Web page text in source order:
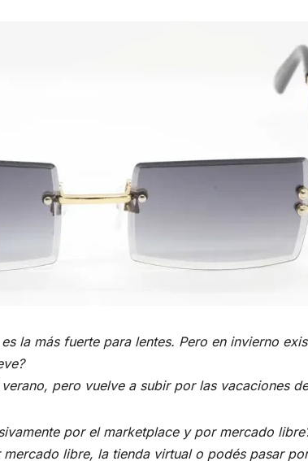
la más fuerte para lentes. Pero en invierno
pero vuelve a subir por las vacaciones
por el marketplace y por mercado
mercado libre, la tienda virtual o podés pasar